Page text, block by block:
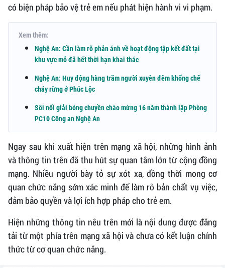
có biện pháp bảo vệ trẻ em nếu phát hiện hành vi vi phạm.
Xem thêm:
Nghệ An: Cần làm rõ phản ánh về hoạt động tập kết đất tại
khu vực mỏ đã hết thời hạn khai thác
Nghệ An: Huy động hàng trăm người xuyên đêm khống chế
cháy rừng ở Phúc Lộc
Sôi nổi giải bóng chuyền chào mừng 16 năm thành lập Phòng
PC10 Công an Nghệ An
Ngay sau khi xuất hiện trên mạng xã hội, những hình ảnh
và thông tin trên đã thu hút sự quan tâm lớn từ cộng đồng
mạng. Nhiều người bày tỏ sự xót xa, đồng thời mong cơ
quan chức năng sớm xác minh để làm rõ bản chất vụ việc,
đảm bảo quyền và lợi ích hợp pháp cho trẻ em.
Hiện những thông tin nêu trên mới là nội dung được đăng
tải từ một phía trên mạng xã hội và chưa có kết luận chính
thức từ cơ quan chức năng.